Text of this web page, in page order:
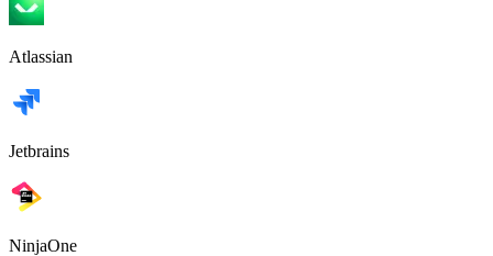
Atlassian
Jetbrains
NinjaOne